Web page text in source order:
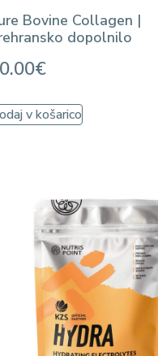
Bovine Collagen |
dopolnilo
€
v košarico